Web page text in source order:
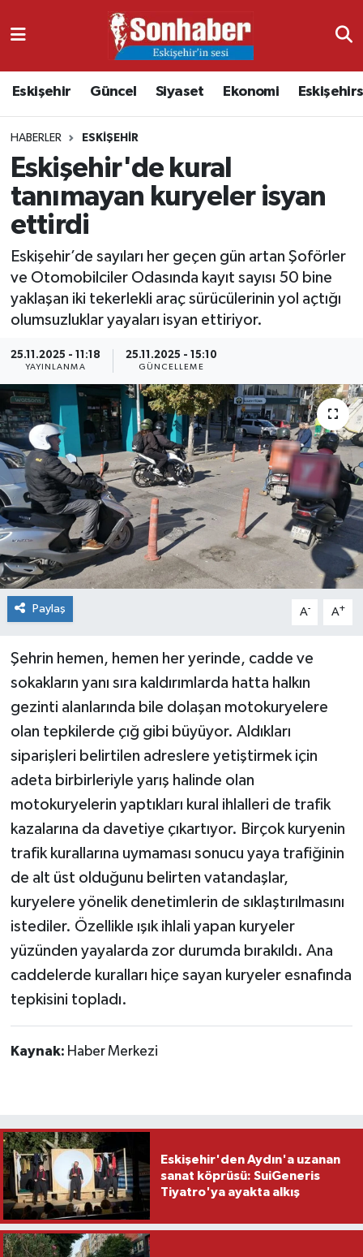
Eskişehir Güncel Siyaset Ekonomi
HABERLER ESKIŞEHIR
Eskişehir'de kural
tanımayan kuryeler isyan
ettirdi
Eskişehir’de sayıları her geçen gün artan Şoförler
ve Otomobilciler Odasında kayıt sayısı 50 bine
yaklaşan iki tekerlekli araç sürücülerinin yol açtığı
olumsuzluklar yayaları isyan ettiriyor.
25.11.2025 - 11:18
YAYINLANMA
25.11.2025 - 15:10
GÜNCELLEME
Paylaş A- A+
Şehrin hemen, hemen her yerinde, cadde ve
sokakların yanı sıra kaldırımlarda hatta halkın
gezinti alanlarında bile dolaşan motokuryelere
olan tepkilerde çığ gibi büyüyor. Aldıkları
siparişleri belirtilen adreslere yetiştirmek için
adeta birbirleriyle yarış halinde olan
motokuryelerin yaptıkları kural ihlalleri de trafik
kazalarına da davetiye çıkartıyor. Birçok kuryenin
trafik kurallarına uymaması sonucu yaya trafiğinin
de alt üst olduğunu belirten vatandaşlar,
kuryelere yönelik denetimlerin de sıklaştırılmasını
istediler. Özellikle ışık ihlali yapan kuryeler
yüzünden yayalarda zor durumda bırakıldı. Ana
caddelerde kuralları hiçe sayan kuryeler esnafında
tepkisini topladı.
Kaynak: Haber Merkezi
Eskişehir'den Aydın'a uzanan
sanat köprüsü: SuiGeneris
Tiyatro'ya ayakta alkış
Ekonomi
Güncel
Kültür & Sanat
Magazin
Resmi İlanlar
Sağlık
Siyaset
Spor
Nöbetçi Eczaneler
Namaz Vakitleri
Trafik Durumu
Süper Lig Puan Durumu ve Fikstür
Tüm Manşetler
Son Dakika Haberleri
Haber Arşivi